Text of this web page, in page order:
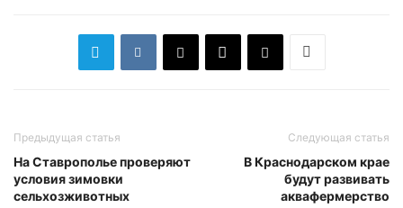
Предыдущая статья
На Ставрополье проверяют
условия зимовки
сельхозживотных
Следующая статья
В Краснодарском крае
будут развивать
аквафермерство